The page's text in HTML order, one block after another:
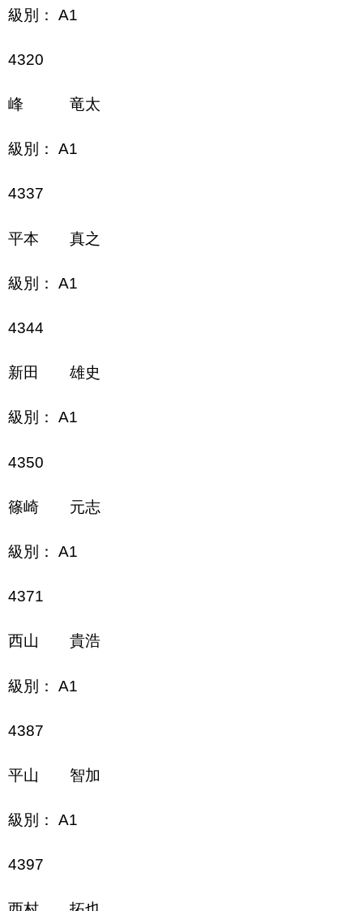
級別： A1
4320
峰 竜太
級別： A1
4337
平本 真之
級別： A1
4344
新田 雄史
級別： A1
4350
篠崎 元志
級別： A1
4371
西山 貴浩
級別： A1
4387
平山 智加
級別： A1
4397